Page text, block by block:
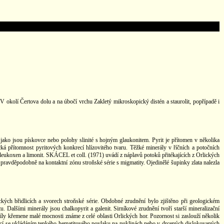
okolí Čertova dolu a na úbočí vrchu Zakletý mikroskopický distén a staurolit, popřípadě i
jsou pískovce nebo polohy slinité s hojným glaukonitem. Pyrit je přítomen v několika
přítomnost pyritových konkrecí hlízovitého tvaru. Těžké minerály v říčních a potočních
a limonit. SKÁCEL et coll. (1971) uvádí z náplavů potoků přitékajících z Orlických
na kontaktní zónu stroňské série s migmatity. Ojedinělé šupinky zlata nalezla
břidlicích a svorech stroňské série. Obdobné zrudnění bylo zjištěno při geologickém
Dalšími minerály jsou chalkopyrit a galenit. Sirníkové zrudnění tvoří starší mineralizační
křemene malé mocnosti známe z celé oblasti Orlických hor. Pozornost si zaslouží několik